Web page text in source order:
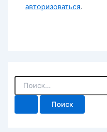
авторизоваться.
П
и